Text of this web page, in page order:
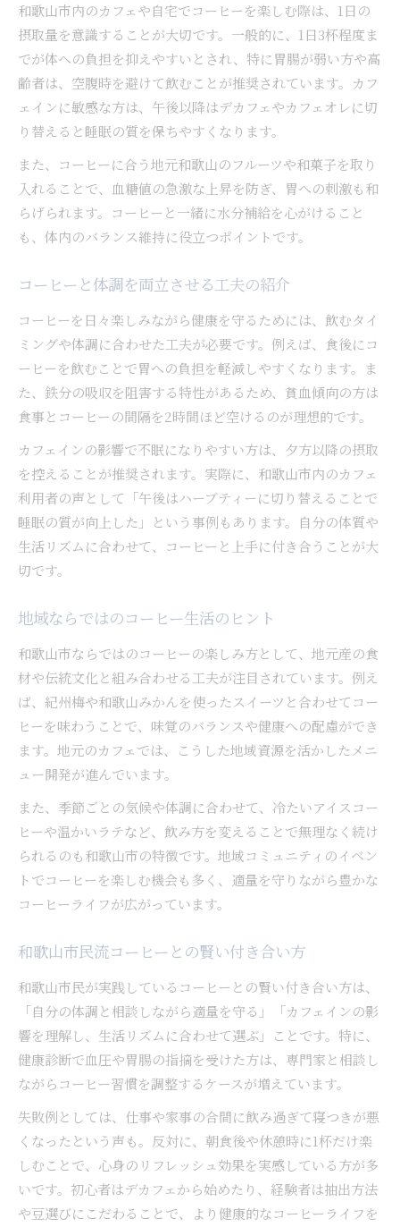
和歌山市内のカフェや自宅でコーヒーを楽しむ際は、1日の
摂取量を意識することが大切です。一般的に、1日3杯程度ま
でが体への負担を抑えやすいとされ、特に胃腸が弱い方や高
齢者は、空腹時を避けて飲むことが推奨されています。カフ
ェインに敏感な方は、午後以降はデカフェやカフェオレに切
り替えると睡眠の質を保ちやすくなります。
また、コーヒーに合う地元和歌山のフルーツや和菓子を取り
入れることで、血糖値の急激な上昇を防ぎ、胃への刺激も和
らげられます。コーヒーと一緒に水分補給を心がけること
も、体内のバランス維持に役立つポイントです。
コーヒーと体調を両立させる工夫の紹介
コーヒーを日々楽しみながら健康を守るためには、飲むタイ
ミングや体調に合わせた工夫が必要です。例えば、食後にコ
ーヒーを飲むことで胃への負担を軽減しやすくなります。ま
た、鉄分の吸収を阻害する特性があるため、貧血傾向の方は
食事とコーヒーの間隔を2時間ほど空けるのが理想的です。
カフェインの影響で不眠になりやすい方は、夕方以降の摂取
を控えることが推奨されます。実際に、和歌山市内のカフェ
利用者の声として「午後はハーブティーに切り替えることで
睡眠の質が向上した」という事例もあります。自分の体質や
生活リズムに合わせて、コーヒーと上手に付き合うことが大
切です。
地域ならではのコーヒー生活のヒント
和歌山市ならではのコーヒーの楽しみ方として、地元産の食
材や伝統文化と組み合わせる工夫が注目されています。例え
ば、紀州梅や和歌山みかんを使ったスイーツと合わせてコー
ヒーを味わうことで、味覚のバランスや健康への配慮ができ
ます。地元のカフェでは、こうした地域資源を活かしたメニ
ュー開発が進んでいます。
また、季節ごとの気候や体調に合わせて、冷たいアイスコー
ヒーや温かいラテなど、飲み方を変えることで無理なく続け
られるのも和歌山市の特徴です。地域コミュニティのイベン
トでコーヒーを楽しむ機会も多く、適量を守りながら豊かな
コーヒーライフが広がっています。
和歌山市民流コーヒーとの賢い付き合い方
和歌山市民が実践しているコーヒーとの賢い付き合い方は、
「自分の体調と相談しながら適量を守る」「カフェインの影
響を理解し、生活リズムに合わせて選ぶ」ことです。特に、
健康診断で血圧や胃腸の指摘を受けた方は、専門家と相談し
ながらコーヒー習慣を調整するケースが増えています。
失敗例としては、仕事や家事の合間に飲み過ぎて寝つきが悪
くなったという声も。反対に、朝食後や休憩時に1杯だけ楽
しむことで、心身のリフレッシュ効果を実感している方が多
いです。初心者はデカフェから始めたり、経験者は抽出方法
や豆選びにこだわることで、より健康的なコーヒーライフを